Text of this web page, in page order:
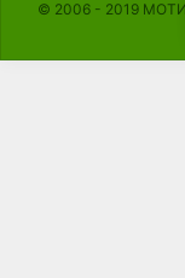
© 2006 - 2019